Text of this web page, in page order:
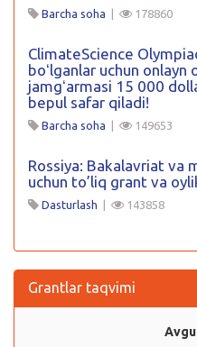
Barcha soha | 178860
ClimateScience
boʻlganlar uchun
jamgʻarmasi 15 000
bepul safar qiladi!
Barcha soha | 149653
Rossiya: Bakalavriat va
uchun to’liq grant va
Dasturlash | 143858
Grantlar taqvimi